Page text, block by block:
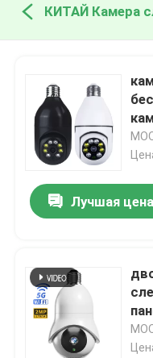
Лучшая цена